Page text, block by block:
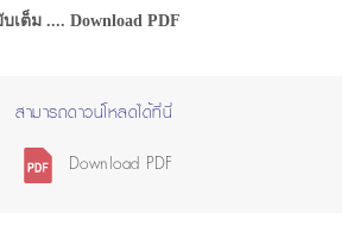
.... Download PDF
สามารถดาวน์โหลดได้ที่นี่
Download PDF